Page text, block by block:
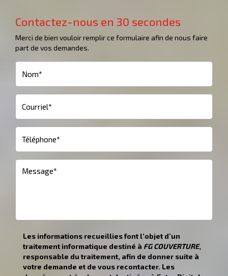
Contactez-nous en 30 secondes
Merci de bien vouloir remplir ce formulaire afin de nous faire
part de vos demandes.
Les informations recueillies font l’objet d’un
traitement informatique destiné à FG COUVERTURE,
responsable du traitement, afin de donner suite à
votre demande et de vous recontacter. Les